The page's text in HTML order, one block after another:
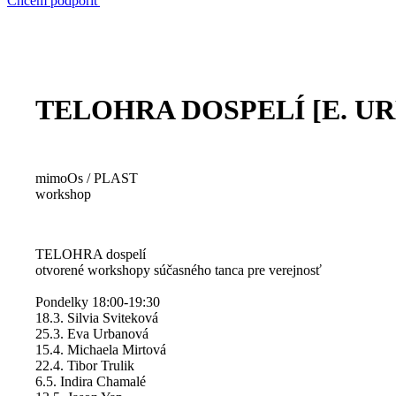
TELOHRA DOSPELÍ [E.
mimoOs / PLAST
workshop
TELOHRA dospelí
otvorené workshopy súčasného tanca pre verejnosť
Pondelky 18:00-19:30
18.3. Silvia Sviteková
25.3. Eva Urbanová
15.4. Michaela Mirtová
22.4. Tibor Trulik
6.5. Indira Chamalé